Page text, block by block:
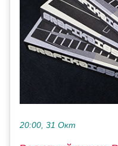
20:00, 31 Окт